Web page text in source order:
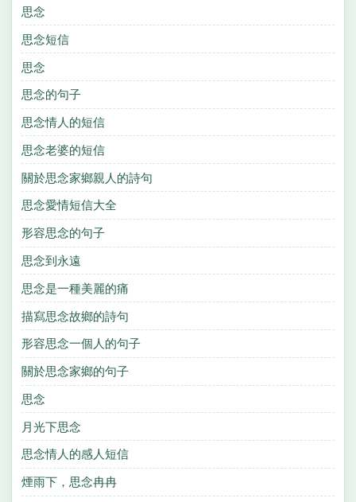
思念
思念短信
思念
思念的句子
思念情人的短信
思念老婆的短信
關於思念家鄉親人的詩句
思念愛情短信大全
形容思念的句子
思念到永遠
思念是一種美麗的痛
描寫思念故鄉的詩句
形容思念一個人的句子
關於思念家鄉的句子
思念
月光下思念
思念情人的感人短信
煙雨下，思念冉冉